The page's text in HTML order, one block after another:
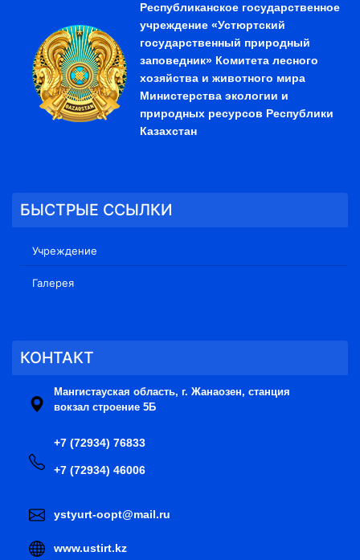
Республиканское государственное
учреждение «Устюртский
государственный природный
заповедник» Комитета лесного
хозяйства и животного мира
Министерства экологии и
природных ресурсов Республики
Казахстан
БЫСТРЫЕ ССЫЛКИ
Учреждение
Галерея
КОНТАКТ
Мангистауская область, г. Жанаозен, станция
вокзал строение 5Б
+7 (72934) 76833
+7 (72934) 46006
ystyurt-oopt@mail.ru
www.ustirt.kz